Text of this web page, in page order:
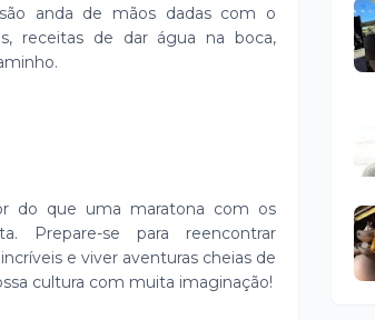
anda de mãos dadas com o
receitas de dar água na boca,
do que uma maratona com os
Prepare-se para reencontrar
e viver aventuras cheias de
cultura com muita imaginação!